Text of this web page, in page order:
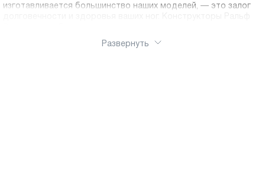
изготавливается большинство наших моделей, — это залог
обеспечивает надежное сцепление с поверхностью,
Развернуть